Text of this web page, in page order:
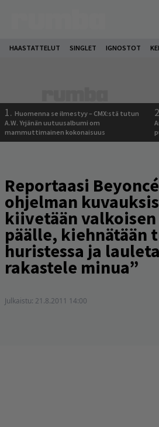
HAASTATTELUT SINGLET IGNOSTOT
1. Huomenna se ilmestyy – CMX:stä tutun
A.W. Yrjänän uutuusalbumi om
mammuttimainen kokonaisuus
Reportaasi
ohjelman
kiivetään
päälle, kiehnätään
huristessa ja
rakastele minua”
Julkaistu: 21.8.2011 14:00